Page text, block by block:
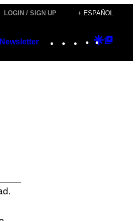
LOGIN / SIGN UP + ESPAÑOL
Newsletter Instagram
TikTok
YouTube
Google